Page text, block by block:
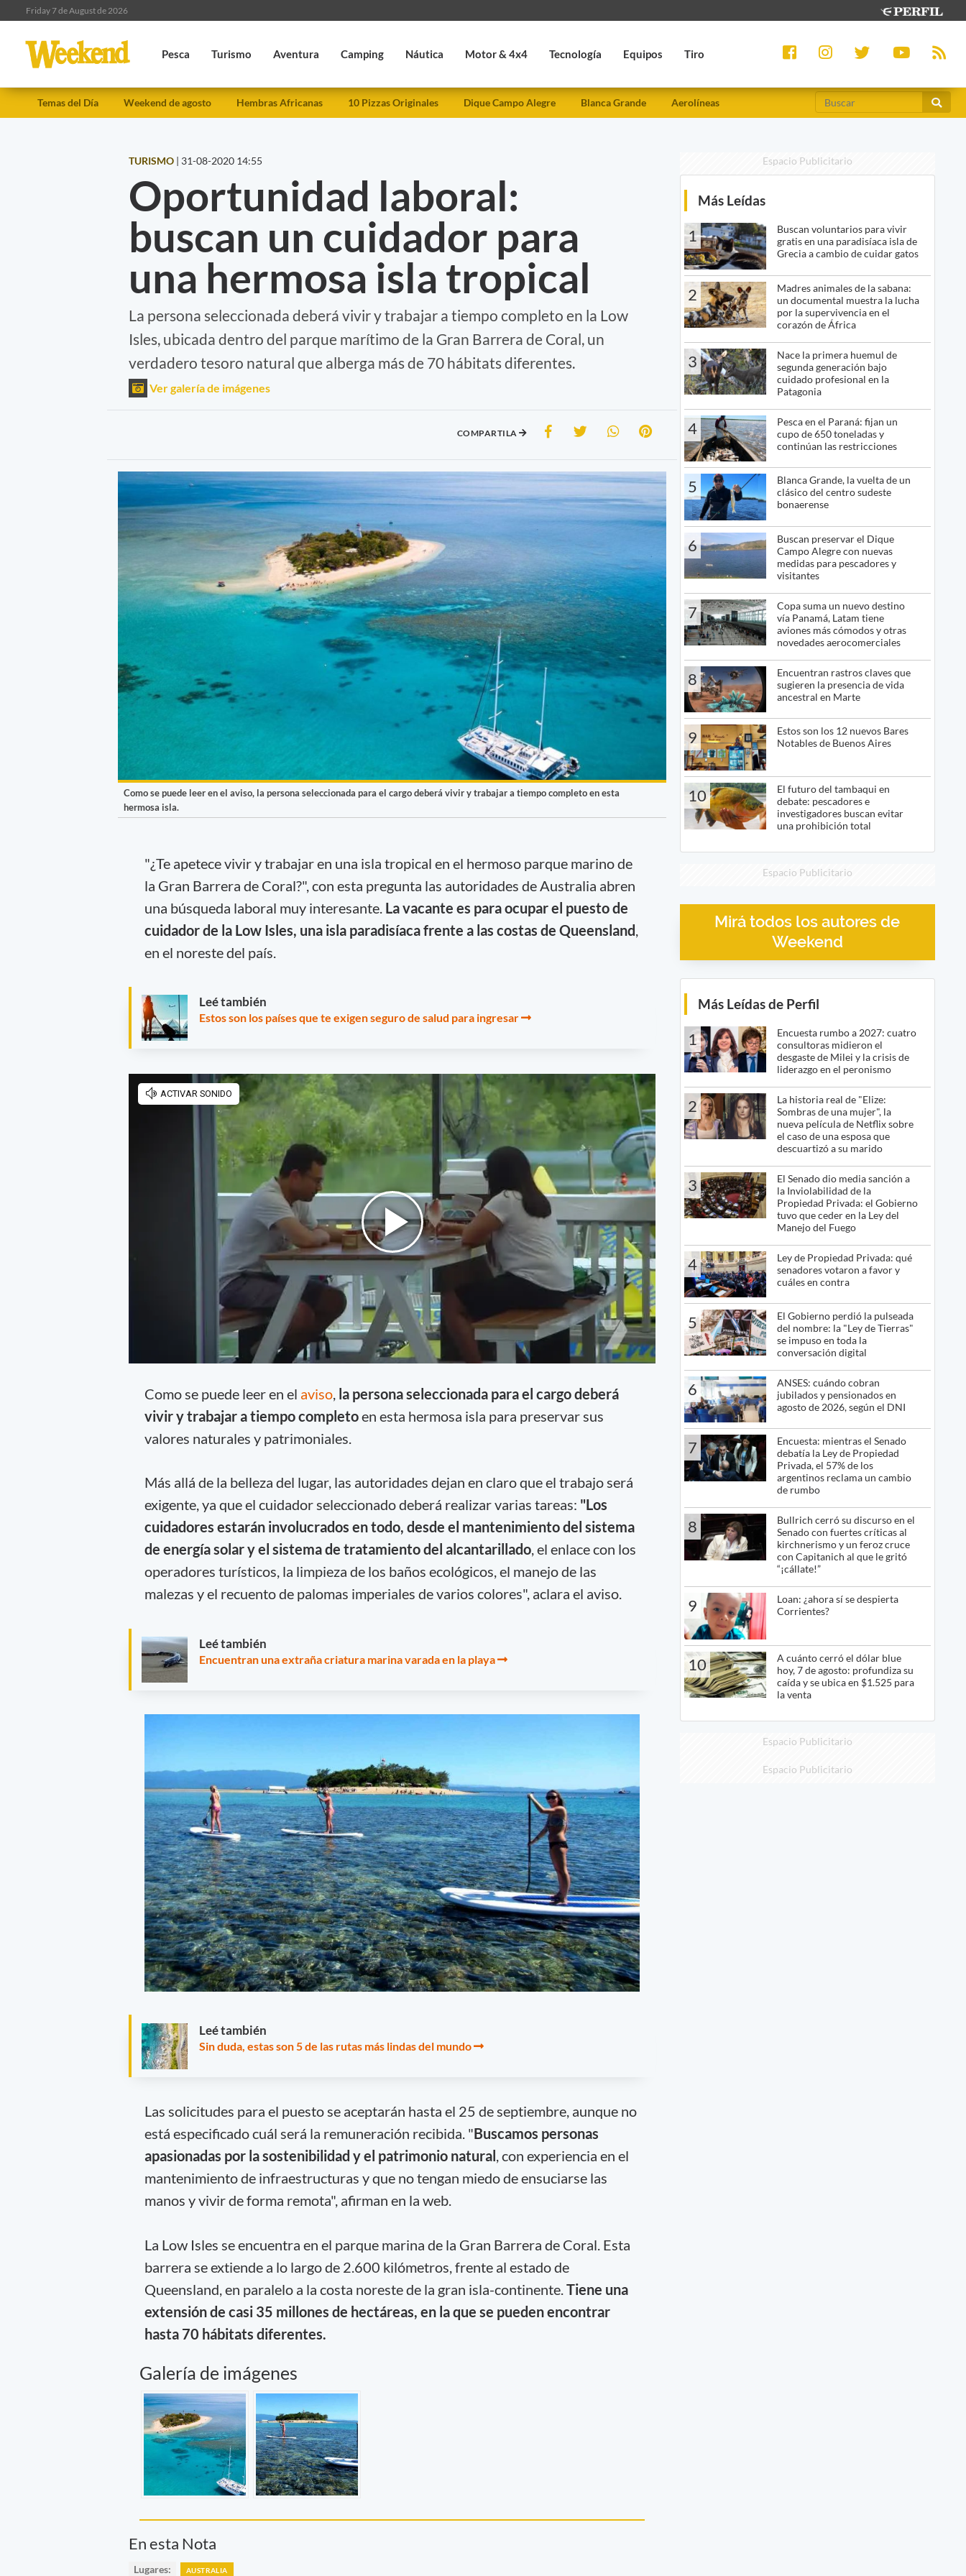
Friday 7 de August de 2026
Pesca Turismo Aventura Camping Náutica Motor & 4x4 Tecnología Equipos Tiro
Temas del Día Weekend de agosto Hembras Africanas 10 Pizzas Originales Dique Campo Alegre Blanca Grande Aerolíneas
TURISMO | 31-08-2020 14:55
Oportunidad laboral:
buscan un cuidador para
una hermosa isla tropical
La persona seleccionada deberá vivir y trabajar a tiempo completo en la Low
Isles, ubicada dentro del parque marítimo de la Gran Barrera de Coral, un
verdadero tesoro natural que alberga más de 70 hábitats diferentes.
Ver galería de imágenes
COMPARTILA
Como se puede leer en el aviso, la persona seleccionada para el cargo deberá vivir y trabajar a tiempo completo en esta
hermosa isla.
"¿Te apetece vivir y trabajar en una isla tropical en el hermoso parque marino de
la Gran Barrera de Coral?", con esta pregunta las autoridades de Australia abren
una búsqueda laboral muy interesante. La vacante es para ocupar el puesto de
cuidador de la Low Isles, una isla paradisíaca frente a las costas de Queensland
en el noreste del país.
Leé también
Estos son los países que te exigen seguro de salud para ingresar
Como se puede leer en el aviso, la persona seleccionada para el cargo deberá
vivir y trabajar a tiempo completoen esta hermosa isla para preservar sus
valores naturales y patrimoniales.
Más allá de la belleza del lugar, las autoridades dejan en claro que el trabajo será
exigente, ya que el cuidador seleccionado deberá realizar varias tareas: "Los
cuidadores estarán involucrados en todo, desde el mantenimiento del sistema
de energía solar y el sistema de tratamiento del alcantarillado, el enlace con los
operadores turísticos, la limpieza de los baños ecológicos, el manejo de las
malezas y el recuento de palomas imperiales de varios colores", aclara el aviso.
Leé también
Encuentran una extraña criatura marina varada en la playa
Leé también
Sin duda, estas son 5 de las rutas más lindas del mundo
Las solicitudes para el puesto se aceptarán hasta el 25 de septiembre, aunque no
está especificado cuál será la remuneración recibida. "Buscamos personas
apasionadas por la sostenibilidad y el patrimonio natural, con experiencia en el
mantenimiento de infraestructuras y que no tengan miedo de ensuciarse las
manos y vivir de forma remota", afirman en la web.
La Low Isles se encuentra en el parque marina de la Gran Barrera de Coral. Esta
barrera se extiende a lo largo de 2.600 kilómetros, frente al estado de
Queensland, en paralelo a la costa noreste de la gran isla-continente.Tiene una
extensión de casi 35 millones de hectáreas, en la que se pueden encontrar
hasta 70 hábitats diferentes.
Galería de imágenes
En esta Nota
Lugares: AUSTRALIA
Espacio Publicitario
Más Leídas
1
Buscan voluntarios para vivir
gratis en una paradisíaca isla de
Grecia a cambio de cuidar gatos
2
Madres animales de la sabana:
un documental muestra la lucha
por la supervivencia en el
corazón de África
3
Nace la primera huemul de
segunda generación bajo
cuidado profesional en la
Patagonia
4
Pesca en el Paraná: fijan un
cupo de 650 toneladas y
continúan las restricciones
5
Blanca Grande, la vuelta de un
clásico del centro sudeste
bonaerense
6
Buscan preservar el Dique
Campo Alegre con nuevas
medidas para pescadores y
visitantes
7
Copa suma un nuevo destino
vía Panamá, Latam tiene
aviones más cómodos y otras
novedades aerocomerciales
8
Encuentran rastros claves que
sugieren la presencia de vida
ancestral en Marte
9
Estos son los 12 nuevos Bares
Notables de Buenos Aires
10
El futuro del tambaqui en
debate: pescadores e
investigadores buscan evitar
una prohibición total
Espacio Publicitario
Mirá todos los autores de
Weekend
Más Leídas de Perfil
1
Encuesta rumbo a 2027: cuatro
consultoras midieron el
desgaste de Milei y la crisis de
liderazgo en el peronismo
2
La historia real de "Elize:
Sombras de una mujer", la
nueva película de Netflix sobre
el caso de una esposa que
descuartizó a su marido
3
El Senado dio media sanción a
la Inviolabilidad de la
Propiedad Privada: el Gobierno
tuvo que ceder en la Ley del
Manejo del Fuego
4
Ley de Propiedad Privada: qué
senadores votaron a favor y
cuáles en contra
5
El Gobierno perdió la pulseada
del nombre: la "Ley de Tierras"
se impuso en toda la
conversación digital
6
ANSES: cuándo cobran
jubilados y pensionados en
agosto de 2026, según el DNI
7
Encuesta: mientras el Senado
debatía la Ley de Propiedad
Privada, el 57% de los
argentinos reclama un cambio
de rumbo
8
Bullrich cerró su discurso en el
Senado con fuertes críticas al
kirchnerismo y un feroz cruce
con Capitanich al que le gritó
“¡cállate!”
9
Loan: ¿ahora sí se despierta
Corrientes?
10
A cuánto cerró el dólar blue
hoy, 7 de agosto: profundiza su
caída y se ubica en $1.525 para
la venta
Espacio Publicitario
Espacio Publicitario